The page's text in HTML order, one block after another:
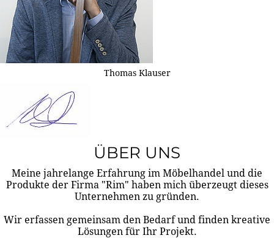
Thomas Klauser
ÜBER UNS
Meine jahrelange Erfahrung im Möbelhandel und die
Produkte der Firma "Rim" haben mich überzeugt dieses
Unternehmen zu gründen.
Wir erfassen gemeinsam den Bedarf und finden kreative
Lösungen für Ihr Projekt.